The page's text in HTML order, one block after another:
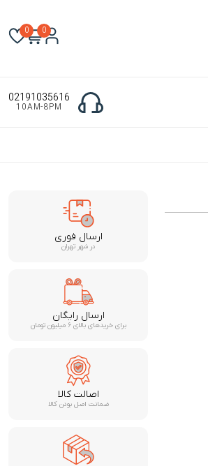
0
0
02191035616
10AM-8PM
ارسال فوری
در شهر تهران
ارسال رایگان
برای خریدهای بالای ۶ میلیون تومان
اصالت کالا
ضمانت اصل بودن کالا